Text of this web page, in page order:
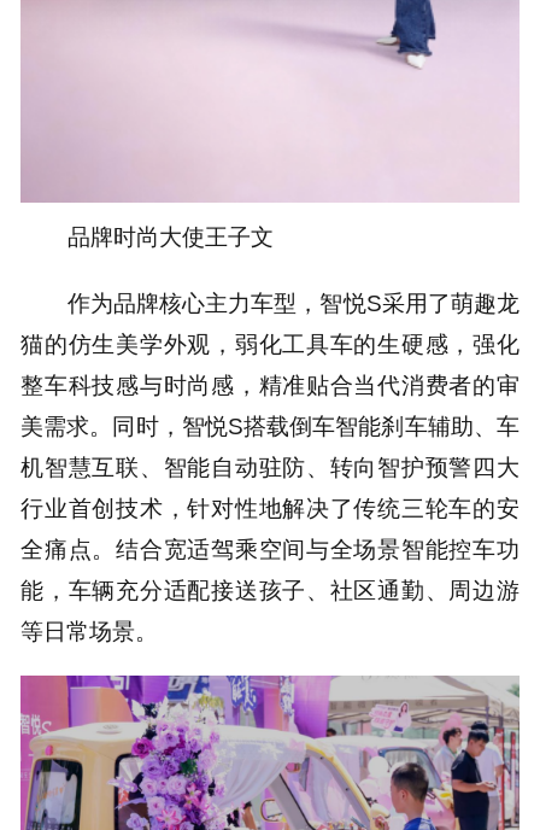
品牌时尚大使王子文
作为品牌核心主力车型，智悦S采用了萌趣龙
猫的仿生美学外观，弱化工具车的生硬感，强化
整车科技感与时尚感，精准贴合当代消费者的审
美需求。同时，智悦S搭载倒车智能刹车辅助、车
机智慧互联、智能自动驻防、转向智护预警四大
行业首创技术，针对性地解决了传统三轮车的安
全痛点。结合宽适驾乘空间与全场景智能控车功
能，车辆充分适配接送孩子、社区通勤、周边游
等日常场景。